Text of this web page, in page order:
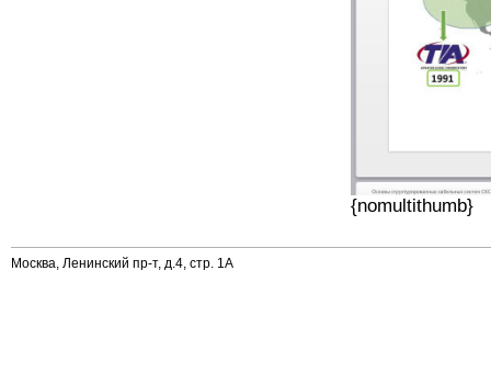
{nomultithumb}
Москва, Ленинский пр-т, д.4, стр. 1А